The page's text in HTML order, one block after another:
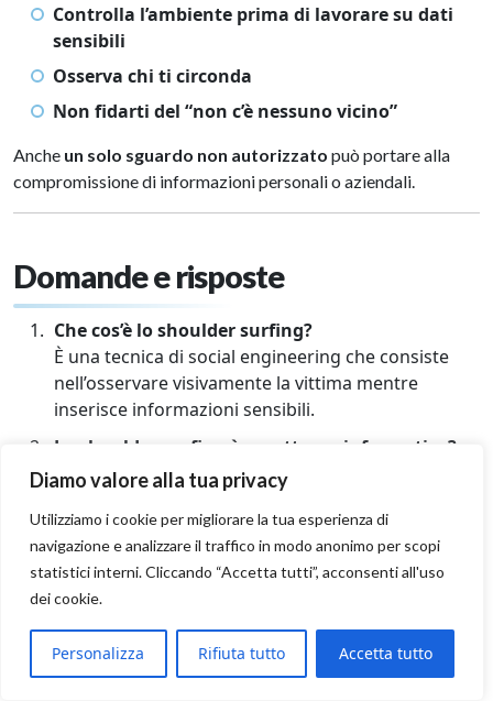
Diamo valore alla tua privacy
Utilizziamo i cookie per migliorare la tua esperienza di
navigazione e analizzare il traffico in modo anonimo per scopi
statistici interni. Cliccando “Accetta tutti”, acconsenti all'uso
dei cookie.
Personalizza Rifiuta tutto Accetta tutto
Controlla l’ambiente prima di lavorare su dati
sensibili
Osserva chi ti circonda
Non fidarti del “non c’è nessuno vicino”
Anche un solo sguardo non autorizzato può portare alla
compromissione di informazioni personali o aziendali.
Domande e risposte
Che cos’è lo shoulder surfing?
È una tecnica di social engineering che consiste
nell’osservare visivamente la vittima mentre
inserisce informazioni sensibili.
Lo shoulder surfing è un attacco informatico?
È considerato parte delle minacce informatiche,
intervento tecnico.
Come si può prevenire lo shoulder surfing?
Con accorgimenti fisici (come filtri privacy),
biometrica.
Esistono casi noti di shoulder surfing?